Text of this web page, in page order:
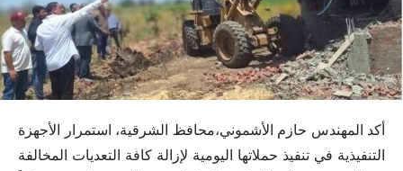
​أكد المهندس حازم الأشموني،محافظ الشرقية، استمرار الأجهزة
التنفيذية في تنفيذ حملاتها اليومية لإزالة كافة التعديات المخالفة